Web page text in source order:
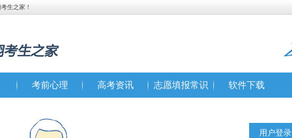
生之家！
考前心理 高考资讯 志愿填报常识 软件下载
用户登录